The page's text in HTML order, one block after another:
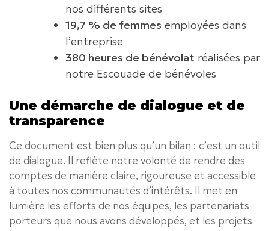
nos différents sites
19,7 % de femmes employées dans
l’entreprise
380 heures de bénévolat réalisées par
notre Escouade de bénévoles
Une démarche de dialogue et de
transparence
Ce document est bien plus qu’un bilan : c’est un outil
de dialogue. Il reflète notre volonté de rendre des
comptes de manière claire, rigoureuse et accessible
à toutes nos communautés d’intérêts. Il met en
lumière les efforts de nos équipes, les partenariats
porteurs que nous avons développés, et les projets